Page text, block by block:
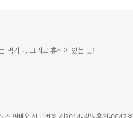
먹거리, 그리고 휴식이 있는 곳!